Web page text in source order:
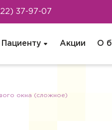
37-97-07
Пациенту Акции О
окна (сложное)